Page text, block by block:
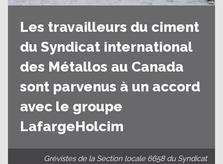
Les travailleurs du ciment
du Syndicat international
des Métallos au Canada
sont parvenus à un accord
avec le groupe
LafargeHolcim
Grévistes de la Section locale 6658 du Syndicat